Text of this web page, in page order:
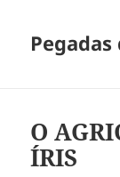
O
ÍRIS